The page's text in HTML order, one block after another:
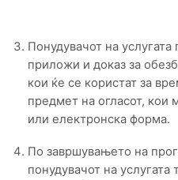
Понудувачот на
приложи и доказ за
кои ќе се користат за
предмет на огласот, кои
или електронска форма.
По завршувањето на
понудувачот на